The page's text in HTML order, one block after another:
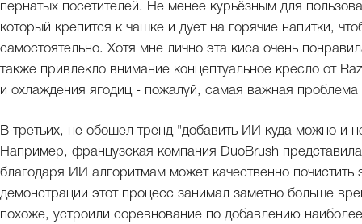
пернатых посетителей. Не менее курьёзным для
который крепится к чашке и дует на горячие напитки,
самостоятельно. Хотя мне лично эта киса очень
также привлекло внимание концептуальное кресло от
и охлаждения ягодиц - пожалуй, самая важная
В-третьих, не обошел тренд "добавить ИИ куда можно и
Например, французская компания DuoBrush
благодаря ИИ алгоритмам может качественно почистить
демонстрации этот процесс занимал заметно больше
похоже, устроили соревнование по добавлению